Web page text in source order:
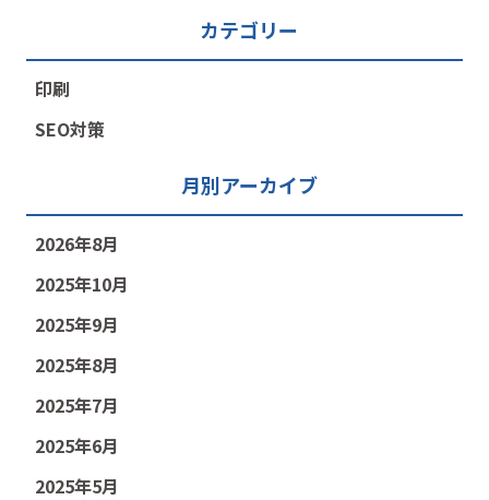
カテゴリー
印刷
SEO対策
月別アーカイブ
2026年8月
2025年10月
2025年9月
2025年8月
2025年7月
2025年6月
2025年5月